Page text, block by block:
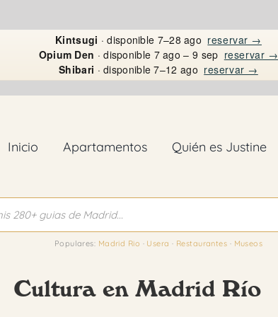
Kintsugi · disponible 7–28 ago reservar →
Opium Den · disponible 7 ago – 9 sep reservar →
Shibari · disponible 7–12 ago reservar →
Inicio Apartamentos Quién es Justine
Populares: Madrid Rio · Usera · Restaurantes · Museos
Cultura en Madrid Río